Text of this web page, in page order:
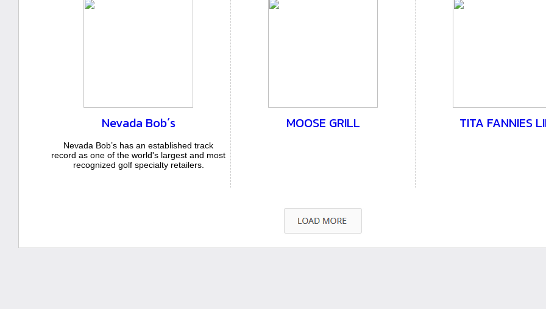
Nevada Bob´s
Nevada Bob’s has an established track
record as one of the world's largest and most
recognized golf specialty retailers.
MOOSE GRILL TITA FANNIES